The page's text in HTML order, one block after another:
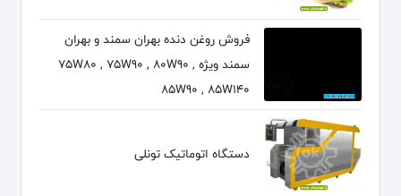
فروش روغن دنده بهران سمند و بهران
سمند ویژه 75W80 , 75W90 , 80W90 ,
85W90 , 85W140
دستگاه اتوماتیک تونلی